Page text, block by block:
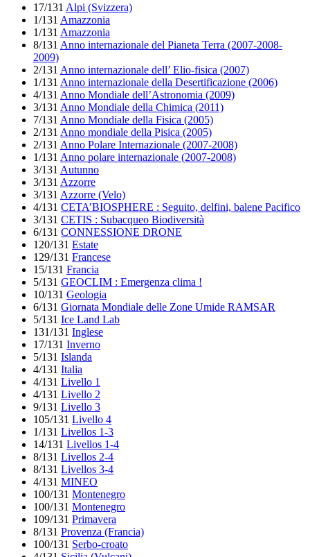
17/131 Alpi (Svizzera)
1/131 Amazzonia
1/131 Amazzonia
8/131 Anno internazionale del Pianeta Terra (2007-2008-
2009)
2/131 Anno internazionale dell’ Elio-fisica (2007)
1/131 Anno internazionale della Desertificazione (2006)
4/131 Anno Mondiale dell’Astronomia (2009)
3/131 Anno Mondiale della Chimica (2011)
7/131 Anno Mondiale della Fisica (2005)
2/131 Anno mondiale della Pisica (2005)
2/131 Anno Polare Internazionale (2007-2008)
1/131 Anno polare internazionale (2007-2008)
3/131 Autunno
3/131 Azzorre
3/131 Azzorre (Velo)
4/131 CETA’BIOSPHERE : Seguito, delfini, balene Pacifico
3/131 CETIS : Subacqueo Biodiversità
6/131 CONNESSIONE DRONE
120/131 Estate
129/131 Francese
15/131 Francia
5/131 GEOCLIM : Emergenza clima !
10/131 Geologia
6/131 Giornata Mondiale delle Zone Umide RAMSAR
5/131 Ice Land Lab
131/131 Inglese
17/131 Inverno
5/131 Islanda
4/131 Italia
4/131 Livello 1
4/131 Livello 2
9/131 Livello 3
105/131 Livello 4
1/131 Livellos 1-3
14/131 Livellos 1-4
8/131 Livellos 2-4
8/131 Livellos 3-4
4/131 MINEO
100/131 Montenegro
100/131 Montenegro
109/131 Primavera
8/131 Provenza (Francia)
100/131 Serbo-croato